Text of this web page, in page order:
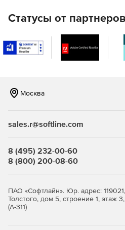
Автоматическая загрузка,
исправлений для Windows, Mac,
сторонних приложений с
исправлений.
Сетевые системы защищены
Получение подробной
устранении недостатков
серверы, защищенные от многих
Статусы от партнеров
Москва
sales.r@softline.com
8 (495) 232-00-60
8 (800) 200-08-60
ПАО «Софтлайн». Юр. адрес:
Толстого, дом 5, строение 1,
(А-311)